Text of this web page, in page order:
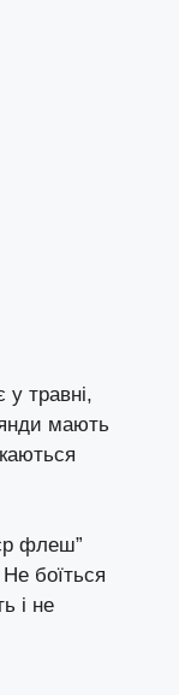
травні,
мають
флеш”
боїться
і не